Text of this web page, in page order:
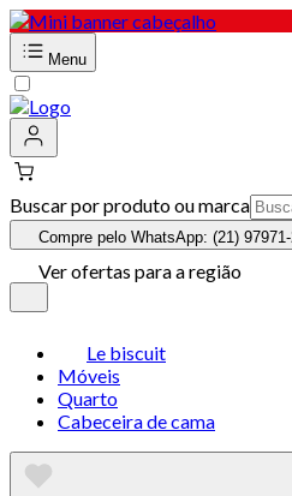
Menu
Buscar por produto ou marca
Compre pelo WhatsApp: (21)
Ver ofertas para a região
Le biscuit
Móveis
Quarto
Cabeceira de cama